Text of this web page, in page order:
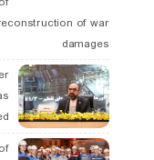
of war
damages